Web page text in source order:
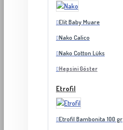
Elit Baby Muare
Nako Calico
Nako Cotton Lüks
Hepsini Göster
Etrofil
Etrofil Bambonita 100 gr